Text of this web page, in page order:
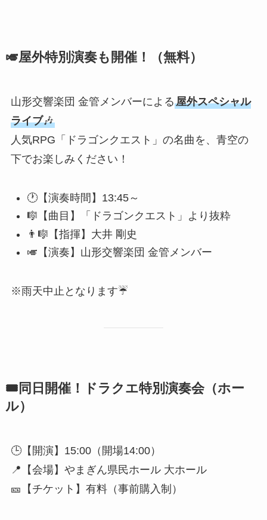
🎺屋外特別演奏も開催！（無料）
山形交響楽団 金管メンバーによる屋外スペシャル
ライブ🎶
人気RPG「ドラゴンクエスト」の名曲を、青空の
下でお楽しみください！
🕐【演奏時間】13:45～
🎼【曲目】「ドラゴンクエスト」より抜粋
👨‍🎼【指揮】大井 剛史
🎺【演奏】山形交響楽団 金管メンバー
※雨天中止となります☔
🎟同日開催！ドラクエ特別演奏会（ホー
ル）
🕒【開演】15:00（開場14:00）
📍【会場】やまぎん県民ホール 大ホール
🎫【チケット】有料（事前購入制）